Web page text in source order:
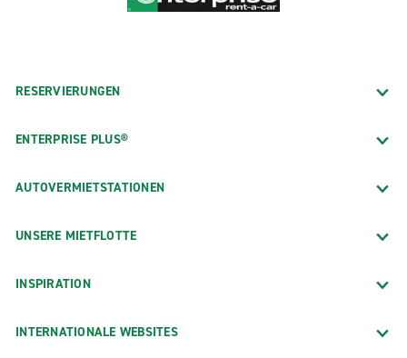
RESERVIERUNGEN
ENTERPRISE PLUS®
AUTOVERMIETSTATIONEN
UNSERE MIETFLOTTE
INSPIRATION
INTERNATIONALE WEBSITES